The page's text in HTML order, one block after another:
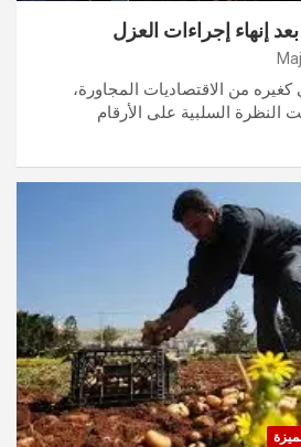
إنهاء إجراءات العزل
كغيره من الاقتصاديات المجاورة،
النظرة السلبية على الأرقام